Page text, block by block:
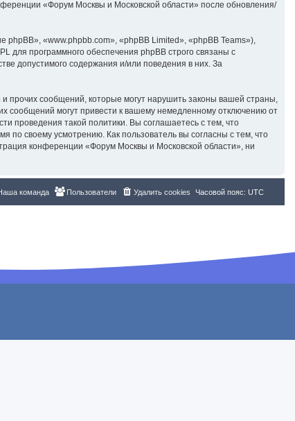
«Форум Москвы и Московской области» после обновления/
«www.phpbb.com», «phpBB Limited», «phpBB Teams»),
для программного обеспечения phpBB строго связаны с
допустимого содержания и/или поведения в них. За
прочих сообщений, которые могут нарушить законы вашей страны,
сообщений могут привести к вашему немедленному отключению от
проведения такой политики. Вы соглашаетесь с тем, что
своему усмотрению. Как пользователь вы согласны с тем, что
конференции «Форум Москвы и Московской области», ни
Часовой пояс: UTC
Удалить cookies
Пользователи
команда